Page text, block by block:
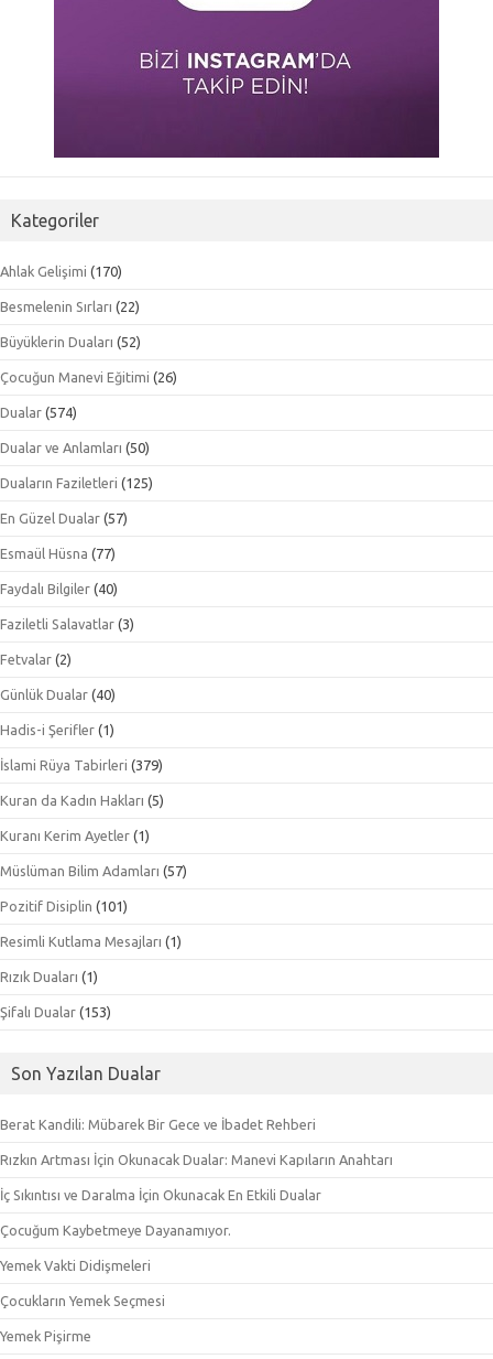
Kategoriler
Ahlak Gelişimi (170)
Besmelenin Sırları (22)
Büyüklerin Duaları (52)
Çocuğun Manevi Eğitimi (26)
Dualar (574)
Dualar ve Anlamları (50)
Duaların Faziletleri (125)
En Güzel Dualar (57)
Esmaül Hüsna (77)
Faydalı Bilgiler (40)
Faziletli Salavatlar (3)
Fetvalar (2)
Günlük Dualar (40)
Hadis-i Şerifler (1)
İslami Rüya Tabirleri (379)
Kuran da Kadın Hakları (5)
Kuranı Kerim Ayetler (1)
Müslüman Bilim Adamları (57)
Pozitif Disiplin (101)
Resimli Kutlama Mesajları (1)
Rızık Duaları (1)
Şifalı Dualar (153)
Son Yazılan Dualar
Berat Kandili: Mübarek Bir Gece ve İbadet Rehberi
Rızkın Artması İçin Okunacak Dualar: Manevi Kapıların Anahtarı
İç Sıkıntısı ve Daralma İçin Okunacak En Etkili Dualar
Çocuğum Kaybetmeye Dayanamıyor.
Yemek Vakti Didişmeleri
Çocukların Yemek Seçmesi
Yemek Pişirme